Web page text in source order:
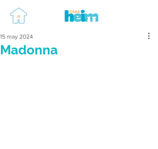
Madonna
15 may 2024